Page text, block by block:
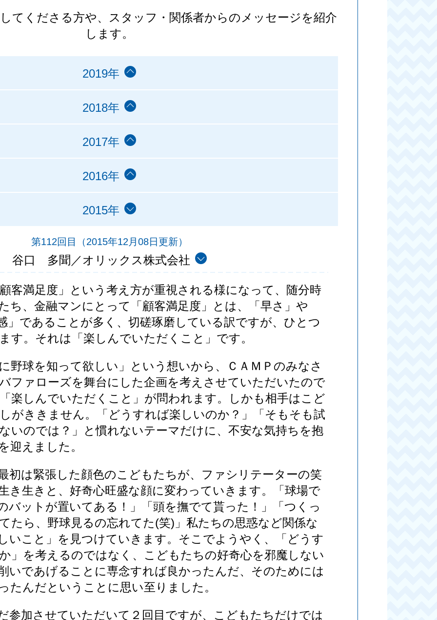
てくださる方や、スタッフ・関係者からのメッセージを紹介
します。
2019年
2018年
2017年
2016年
2015年
第112回目 （2015年12月08日更新）
谷口 多聞／オリックス株式会社
客満足度」という考え方が重視される様になって、随分時
ち、金融マンにとって「顧客満足度」とは、「早さ」や
」であることが多く、切磋琢磨している訳ですが、ひとつ
す。それは「楽しんでいただくこと」です。
野球を知って欲しい」という想いから、ＣＡＭＰのみなさ
ファローズを舞台にした企画を考えさせていただいたので
楽しんでいただくこと」が問われます。しかも相手はこど
がききません。「どうすれば楽しいのか？」「そもそも試
いのでは？」と慣れないテーマだけに、不安な気持ちを抱
迎えました。
初は緊張した顔色のこどもたちが、ファシリテーターの笑
き生きと、好奇心旺盛な顔に変わっていきます。「球場で
バットが置いてある！」「頭を撫でて貰った！」「つくっ
たら、野球見るの忘れてた(笑)」私たちの思惑など関係な
いこと」を見つけていきます。そこでようやく、「どうす
」を考えるのではなく、こどもたちの好奇心を邪魔しない
いであげることに専念すれば良かったんだ、そのためには
たんだということに思い至りました。
参加させていただいて２回目ですが、こどもたちだけでは